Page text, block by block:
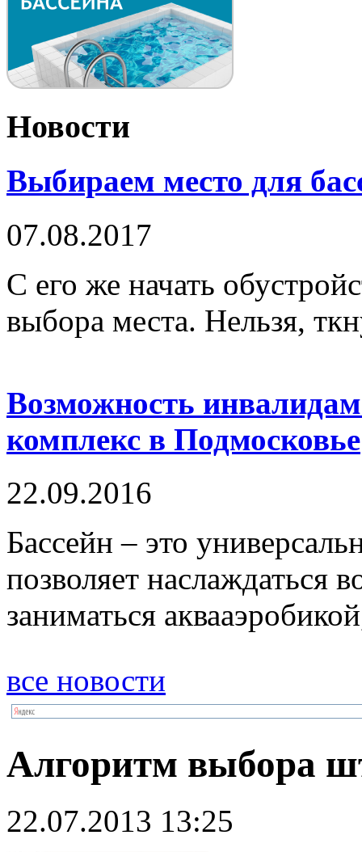
Новости
Выбираем место для
07.08.2017
С его же начать
выбора места. Нельзя,
Возможность
комплекс в Подмосковье
22.09.2016
Бассейн – это
позволяет наслаждаться
заниматься
все новости
Алгоритм выбора
22.07.2013 13:25